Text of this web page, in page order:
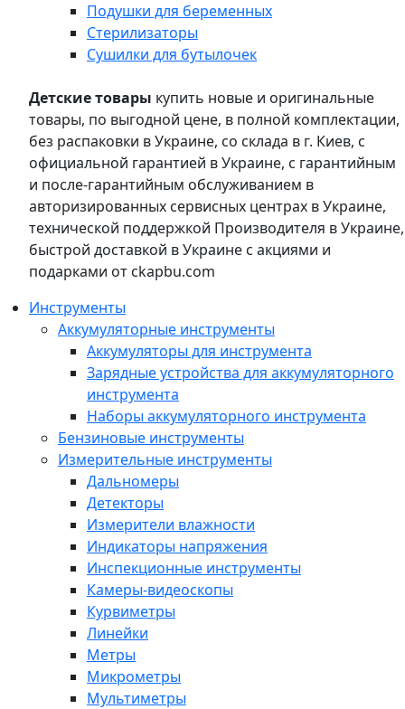
Подушки для беременных
Стерилизаторы
Сушилки для бутылочек
Детские товары купить новые и оригинальные
товары, по выгодной цене, в полной комплектации,
без распаковки в Украине, со склада в г. Киев, с
официальной гарантией в Украине, с гарантийным
и после-гарантийным обслуживанием в
авторизированных сервисных центрах в Украине,
технической поддержкой Производителя в Украине,
быстрой доставкой в Украине с акциями и
подарками от ckapbu.com
Инструменты
Аккумуляторные инструменты
Аккумуляторы для инструмента
Зарядные устройства для аккумуляторного
инструмента
Наборы аккумуляторного инструмента
Бензиновые инструменты
Измерительные инструменты
Дальномеры
Детекторы
Измерители влажности
Индикаторы напряжения
Инспекционные инструменты
Камеры-видеоскопы
Курвиметры
Линейки
Метры
Микрометры
Мультиметры